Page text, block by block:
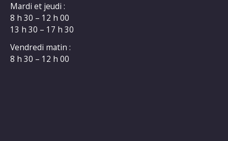
Mardi et jeudi :
8 h 30 – 12 h 00
13 h 30 – 17 h 30
Vendredi matin :
8 h 30 – 12 h 00